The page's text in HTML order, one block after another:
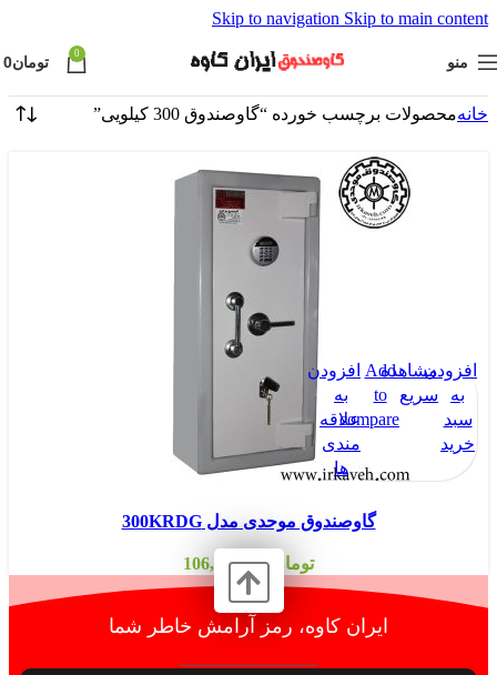
Skip to navigation Skip to main content
منو 0 تومان0
خانهمحصولات برچسب خورده “گاوصندوق 300 کیلویی”
افزودن
به
سبد
خرید
مشاهده
سریع
Add
to
compare
افزودن
به
علاقه
مندی
ها
گاوصندوق موحدی مدل 300KRDG
تومان 106,000,000
ایران کاوه، رمز آرامش خاطر شما